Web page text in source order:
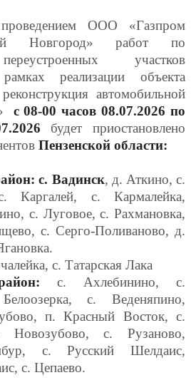
ООО «Газпром
Новгород» работ по
участков
реализации объекта
автомобильной
с 08-00 часов 08.07.2026 по
будет приостановлено
Пензенской области:
с. Вадинск, д. Аткино, с.
Каргалей, с. Кармалейка,
с. Луговое, с. Рахмановка,
с. Серго-Поливаново, д.
с. Татарская Лака
район:с. Ахлебинино, с.
с. Веденяпино,
п. Красный Восток, с.
Новозубово, с. Рузаново,
с. Русский Шелдаис,
с. Цепаево.